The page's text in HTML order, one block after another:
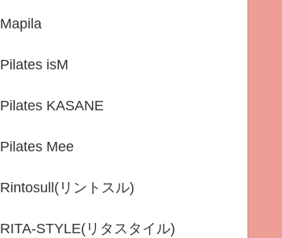
Mapila
Pilates isM
Pilates KASANE
Pilates Mee
Rintosull(リントスル)
RITA-STYLE(リタスタイル)